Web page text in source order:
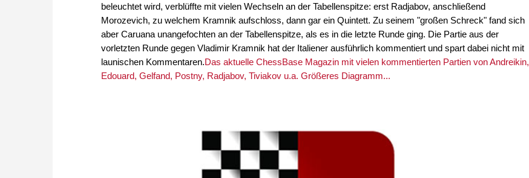
beleuchtet wird, verblüffte mit vielen Wechseln an der Tabellenspitze: erst Radjabov, anschließend
Morozevich, zu welchem Kramnik aufschloss, dann gar ein Quintett. Zu seinem "großen Schreck" fand sich
aber Caruana unangefochten an der Tabellenspitze, als es in die letzte Runde ging. Die Partie aus der
vorletzten Runde gegen Vladimir Kramnik hat der Italiener ausführlich kommentiert und spart dabei nicht mit
launischen Kommentaren.Das aktuelle ChessBase Magazin mit vielen kommentierten Partien von Andreikin,
Edouard, Gelfand, Postny, Radjabov, Tiviakov u.a. Größeres Diagramm...